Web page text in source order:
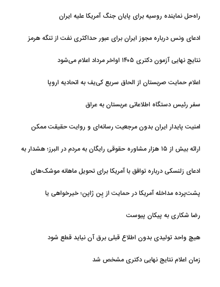
راه‌حل نماینده روسیه برای پایان جنگ آمریکا علیه ایران
ادعای ونس درباره مجوز ایران برای عبور حداکثری نفت از تنگه هرمز
نتایج نهایی آزمون دکتری ۱۴۰۵ اواخر مرداد اعلام می‌شود
اعلام حمایت صربستان از الحاق سریع کی‌یف به اتحادیه اروپا
سفر رئیس دستگاه اطلاعاتی عربستان به عراق
امنیت پایدار ایران بدون مرجعیت رسانه‌ای و روایت حقیقت ممکن
ارائه بیش از ۱۵ هزار مشاوره حقوقی رایگان به مردم در البرز؛ هشدار به
ادعای زلنسکی درباره توافق با آمریکا برای تحویل ماهانه موشک‌های
پشت‌پرده مداخله آمریکا در حمایت از یِن ژاپن؛ خیرخواهی یا
رضا شکاری به پیکان پیوست
هیچ واحد تولیدی بدون اطلاع قبلی برق آن نیاید قطع شود
زمان اعلام نتایج نهایی دکتری مشخص شد